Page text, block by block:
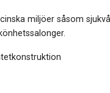
miljöer såsom